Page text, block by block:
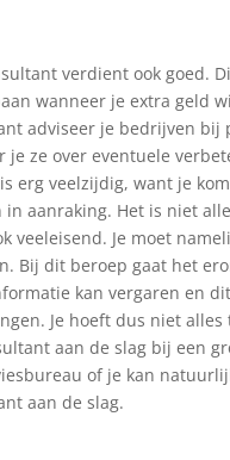
verdient ook goed.
wanneer je extra geld
adviseer je bedrijven bij
je ze over eventuele
erg veelzijdig, want je
in aanraking. Het is niet
veeleisend. Je moet
Bij dit beroep gaat het
kan vergaren en
Je hoeft dus niet alles
aan de slag bij een
of je kan
aan de slag.